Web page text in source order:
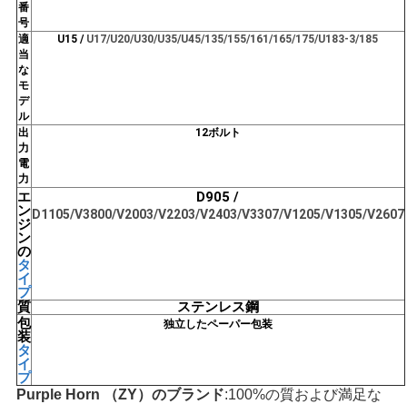
PRIVACY
POLICY
番
号
適
当
な
モ
デ
ル
U15 / U17/U20/U30/U35/U45/135/155/161/165/175/U183-3/185
出
力
電
力
12ボルト
エ
ン
ジ
ン
の
タ
イ
プ
D905 /
D1105/V3800/V2003/V2203/V2403/V3307/V1205/V1305/V2607
質
ステンレス鋼
包
装
タ
イ
プ
独立したペーパー包装
Purple Horn （ZY）のブランド:100%の質および満足な